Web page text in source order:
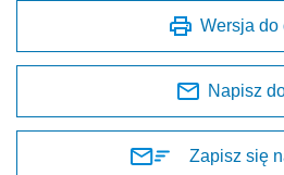
Wersja do
Napisz
Zapisz się